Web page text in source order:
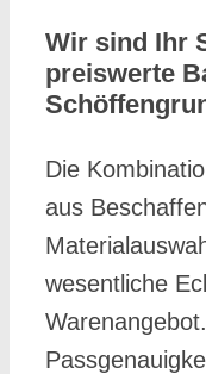
Wir sind Ihr
preiswerte
Die
aus
wesentliche